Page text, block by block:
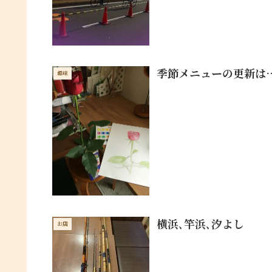
趣味 季節メニューの更新
お店 横浜､竿浜､汐よし